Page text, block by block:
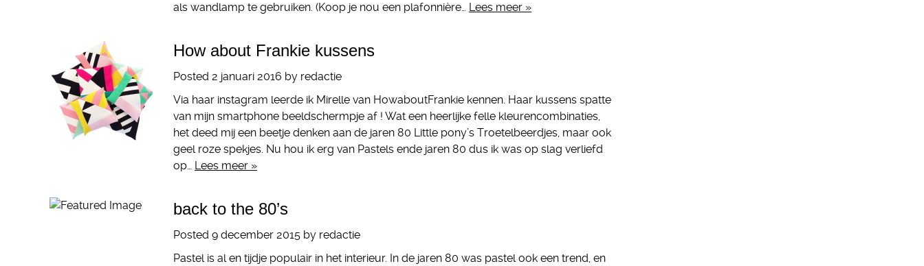
als wandlamp te gebruiken. (Koop je nou een plafonnière… Lees meer »
How about Frankie kussens
Posted 2 januari 2016 by redactie
Via haar instagram leerde ik Mirelle van HowaboutFrankie kennen. Haar kussens spatte
van mijn smartphone beeldschermpje af ! Wat een heerlijke felle kleurencombinaties,
het deed mij een beetje denken aan de jaren 80 Little pony’s Troetelbeerdjes, maar ook
geel roze spekjes. Nu hou ik erg van Pastels ende jaren 80 dus ik was op slag verliefd
op… Lees meer »
back to the 80’s
Posted 9 december 2015 by redactie
Pastel is al en tijdje populair in het interieur. In de jaren 80 was pastel ook een trend, en